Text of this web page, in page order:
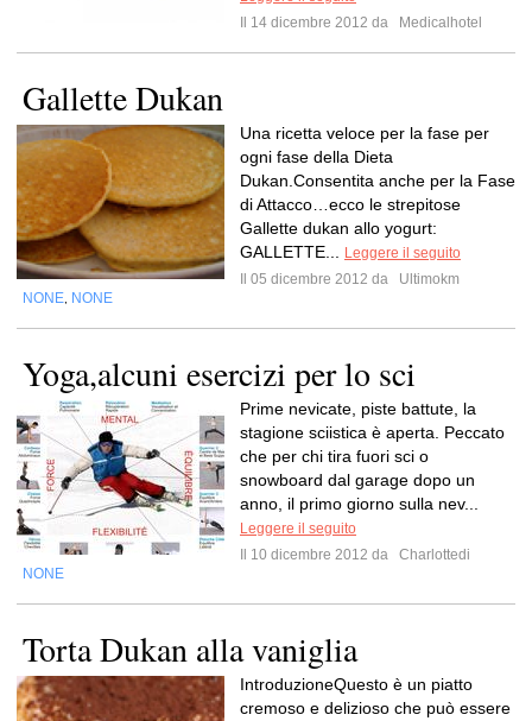
Il 14 dicembre 2012 da
Medicalhotel
Gallette Dukan
Una ricetta veloce per la fase per
ogni fase della Dieta
Dukan.Consentita anche per la Fase
di Attacco…ecco le strepitose
Gallette dukan allo yogurt:
GALLETTE...
Leggere il seguito
Il 05 dicembre 2012 da
Ultimokm
NONE NONE
Yoga,alcuni esercizi per lo sci
Prime nevicate, piste battute, la
stagione sciistica è aperta. Peccato
che per chi tira fuori sci o
snowboard dal garage dopo un
anno, il primo giorno sulla nev...
Leggere il seguito
Il 10 dicembre 2012 da
Charlottedi
NONE
Torta Dukan alla vaniglia
IntroduzioneQuesto è un piatto
cremoso e delizioso che può essere